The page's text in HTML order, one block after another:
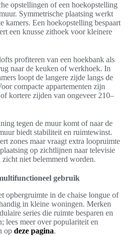
opstellingen of een hoekopstelling
Symmetrische plaatsing werkt
kamers. Een hoekopstelling bespaart
een knusse zithoek voor kleinere
profiteren van een hoekbank als
naar de keuken of werkhoek. In
loopt de langere zijde langs de
compacte appartementen zijn
kortere zijden van ongeveer 210–
tegen de muur komt of naar de
biedt stabiliteit en ruimtewinst.
zones maar vraagt extra loopruimte
op zichtlijnen naar televisie
niet belemmerd worden.
gebruik
opbergruimte in de chaise longue of
in kleine woningen. Merken
series die ruimte besparen en
lees meer over populariteit en
op deze pagina.